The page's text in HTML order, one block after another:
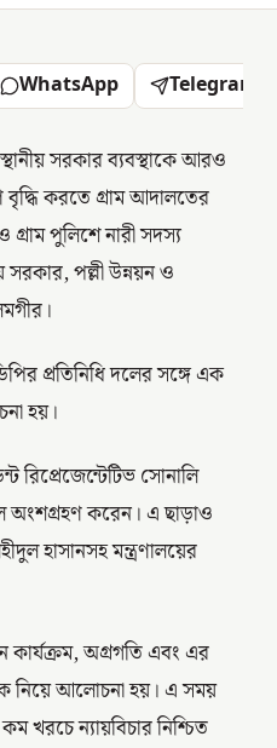
WhatsApp Telegram
স্থানীয় সরকার ব্যবস্থাকে আরও
করতে গ্রাম আদালতের
গ্রাম পুলিশে নারী সদস্য
পল্লী উন্নয়ন ও
প্রতিনিধি দলের সঙ্গে এক
হয়।
রিপ্রেজেন্টেটিভ সোনালি
অংশগ্রহণ করেন। এ ছাড়াও
হাসানসহ মন্ত্রণালয়ের
কার্যক্রম, অগ্রগতি এবং এর
নিয়ে আলোচনা হয়। এ সময়
খরচে ন্যায়বিচার নিশ্চিত